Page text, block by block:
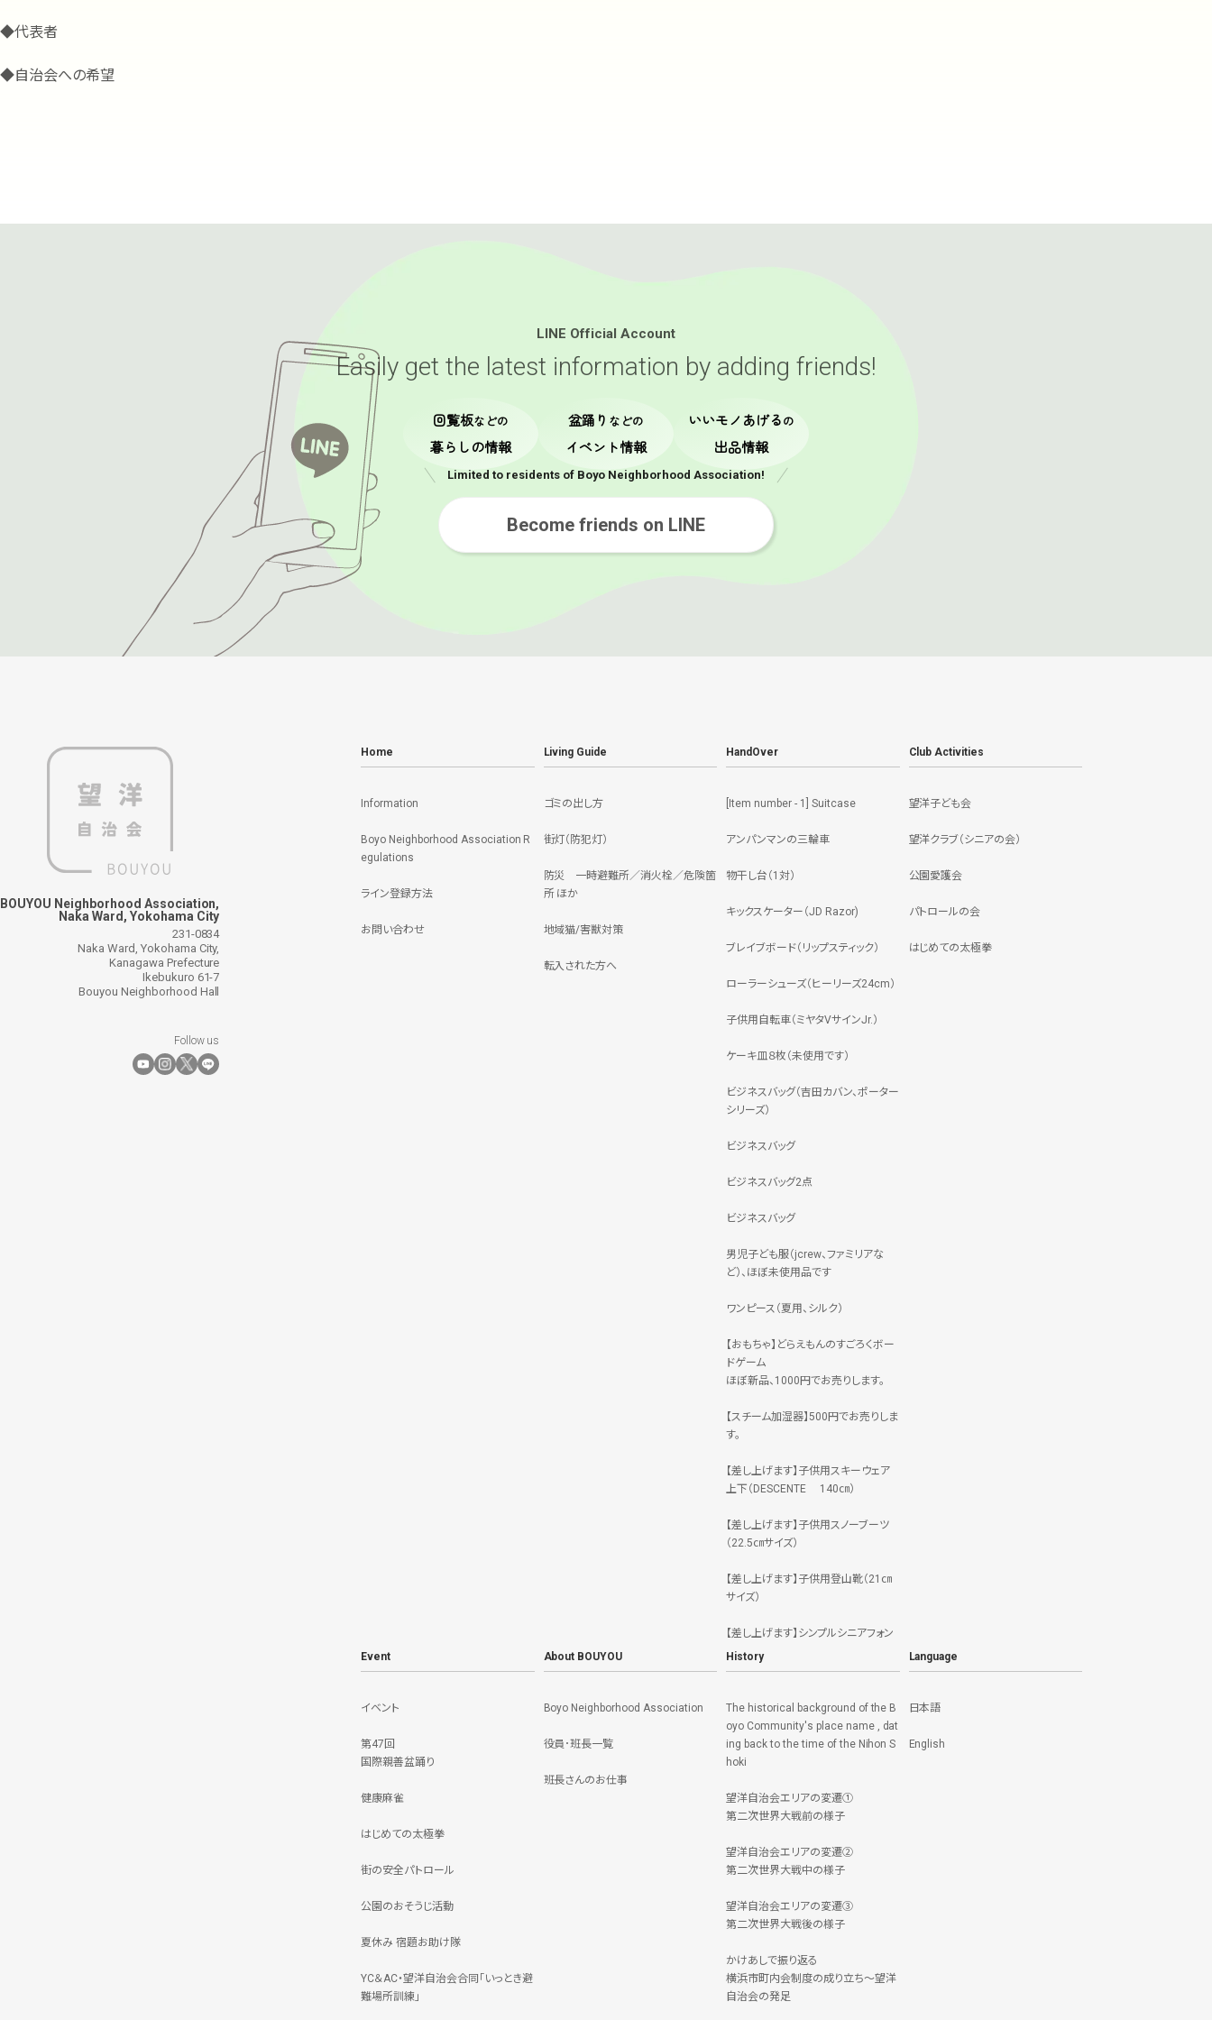
◆代表者
◆自治会への希望
LINE Official Account
Easily get the latest information by adding friends!
回覧板などの
暮らしの情報
盆踊り などの
イベント情報
いいモノあげるの
出品情報
Limited to residents of Boyo Neighborhood Association!
Become friends on LINE
BOUYOU Neighborhood Association,
Naka Ward, Yokohama City
231-0834
Naka Ward, Yokohama City,
Kanagawa Prefecture
Ikebukuro 61-7
Bouyou Neighborhood Hall
Home
Information
Boyo Neighborhood Association R
egulations
ライン登録方法
お問い合わせ
Living Guide
ゴミの出し方
街灯（防犯灯）
防災 一時避難所／消火栓／危険箇
所 ほか
地域猫/害獣対策
転入された方へ
HandOver
[Item number - 1] Suitcase
アンパンマンの三輪車
物干し台（1対）
キックスケーター（JD Razor)
ブレイブボード（リップスティック）
ローラーシューズ（ヒーリーズ24cm）
子供用自転車（ミヤタVサインJr.）
ケーキ皿８枚（未使用です）
ビジネスバッグ（吉田カバン、ポーター
シリーズ）
ビジネスバッグ
ビジネスバッグ2点
ビジネスバッグ
男児子ども服（jcrew、ファミリアな
ど）、ほぼ未使用品です
ワンピース（夏用、シルク）
【おもちゃ】どらえもんのすごろくボー
ドゲーム
ほぼ新品、1000円でお売りします。
【スチーム加湿器】500円でお売りしま
す。
【差し上げます】子供用スキーウェア
上下（DESCENTE 140㎝）
【差し上げます】子供用スノーブーツ
（22.5㎝サイズ）
【差し上げます】子供用登山靴（21㎝
サイズ）
【差し上げます】シンプルシニアフォン
Club Activities
望洋子ども会
望洋クラブ（シニアの会）
公園愛護会
パトロールの会
はじめての太極拳
Event
イベント
第47回
国際親善盆踊り
健康麻雀
はじめての太極拳
街の安全パトロール
公園のおそうじ活動
夏休み 宿題お助け隊
YC＆AC・望洋自治会合同「いっとき避
難場所訓練」
About BOUYOU
Boyo Neighborhood Association
役員･班長一覧
班長さんのお仕事
History
The historical background of the B
oyo Community's place name , dat
ing back to the time of the Nihon S
hoki
望洋自治会エリアの変遷①
第二次世界大戦前の様子
望洋自治会エリアの変遷②
第二次世界大戦中の様子
望洋自治会エリアの変遷③
第二次世界大戦後の様子
かけあしで振り返る
横浜市町内会制度の成り立ち～望洋
自治会の発足
Language
日本語
English